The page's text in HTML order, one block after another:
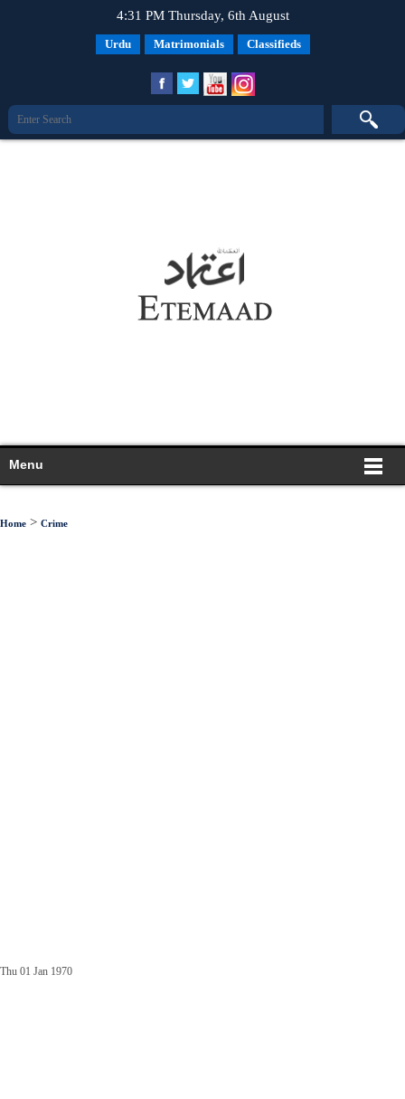
4:31 PM Thursday, 6th August
Urdu Matrimonials Classifieds
Menu
Home > Crime
Thu 01 Jan 1970